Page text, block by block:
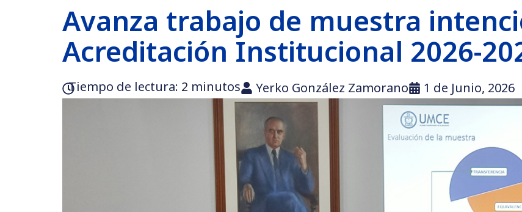
Avanza trabajo de muestra
Acreditación Institucional 2026-
Tiempo de lectura:‎ 2 minutos Yerko González Zamorano 1 de Junio, 2026